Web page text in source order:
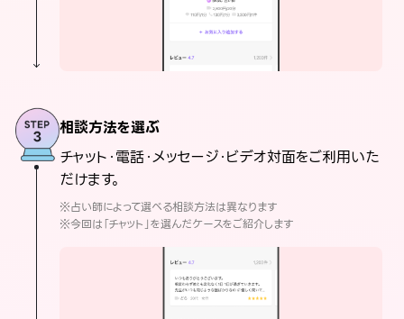
相談方法を選ぶ
チャット・電話・メッセージ・ビデオ対面をご利用いた
だけます。
※占い師によって選べる相談方法は異なります
※今回は「チャット」を選んだケースをご紹介します